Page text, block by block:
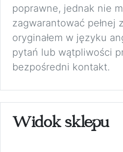
poprawne, jednak nie
zagwarantować pełnej
oryginałem w języku
pytań lub wątpliwości
bezpośredni kontakt.
Widok sklepu